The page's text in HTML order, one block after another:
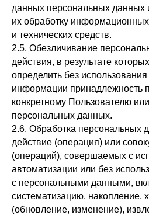
данных персональных данных
их обработку информационных
и технических средств.
2.5. Обезличивание
действия, в результате
определить без
информации принадлежность
конкретному Пользователю
персональных данных.
2.6. Обработка
действие (операция) или
(операций), совершаемых с
автоматизации или без
с персональными данными,
систематизацию, накопление,
(обновление, изменение),